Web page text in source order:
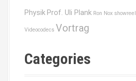
Physik Prof. Uli Plank Ron Nox showreel
Videocodecs Vortrag
Categories